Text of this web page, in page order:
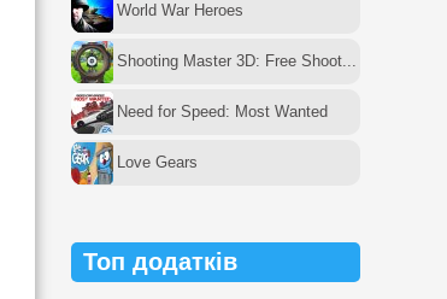
World War Heroes
Shooting Master 3D: Free Shoot...
Need for Speed: Most Wanted
Love Gears
Топ додатків